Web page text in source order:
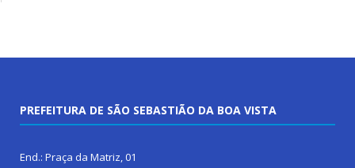
PREFEITURA DE SÃO SEBASTIÃO DA BOA VISTA
End.: Praça da Matriz, 01